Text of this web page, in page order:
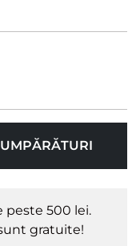
peste 500 lei.
gratuite!